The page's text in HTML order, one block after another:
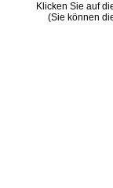
Klicken Sie auf
(Sie können